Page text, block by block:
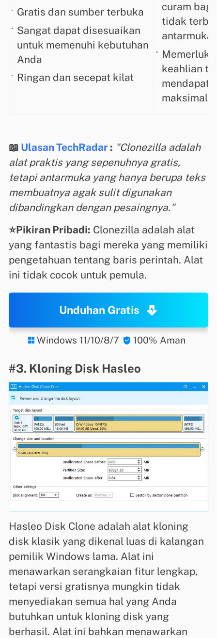
Gratis dan sumber terbuka
Sangat dapat disesuaikan
untuk memenuhi kebutuhan
Anda
Ringan dan secepat kilat
curam
tidak
antarmuka
keahlian
maksimal
📖 Ulasan TechRadar: "Clonezilla adalah
alat praktis yang sepenuhnya gratis,
tetapi antarmuka yang hanya berupa teks
membuatnya agak sulit digunakan
dibandingkan dengan pesaingnya."
⭐Pikiran Pribadi: Clonezilla adalah alat
yang fantastis bagi mereka yang memiliki
pengetahuan tentang baris perintah. Alat
ini tidak cocok untuk pemula.
Unduhan Gratis
 Windows 11/10/8/7  100% Aman
#3. Kloning Disk Hasleo
Hasleo Disk Clone adalah alat kloning
disk klasik yang dikenal luas di kalangan
pemilik Windows lama. Alat ini
menawarkan serangkaian fitur lengkap,
tetapi versi gratisnya mungkin tidak
menyediakan semua hal yang Anda
butuhkan untuk kloning disk yang
berhasil. Alat ini bahkan menawarkan